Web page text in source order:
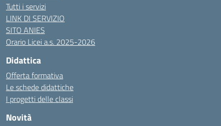
Tutti i servizi
LINK DI SERVIZIO
SITO ANIES
Orario Licei a.s. 2025-2026
Didattica
Offerta formativa
Le schede didattiche
I progetti delle classi
Novità